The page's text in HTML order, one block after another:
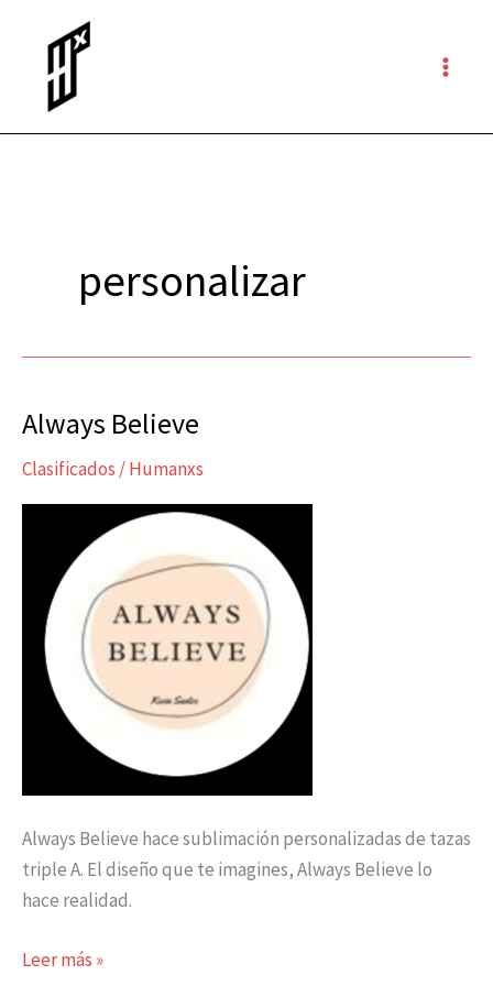
contenido
personalizar
Always Believe
Clasificados /Humanxs
Always Believe hace sublimación personalizadas de tazas
triple A. El diseño que te imagines, Always Believe lo
hace realidad.
Always
Leer más »